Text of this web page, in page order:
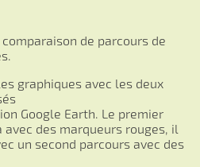
de parcours de
graphiques avec les deux
Google Earth. Le premier
des marqueurs rouges, il
un second parcours avec des